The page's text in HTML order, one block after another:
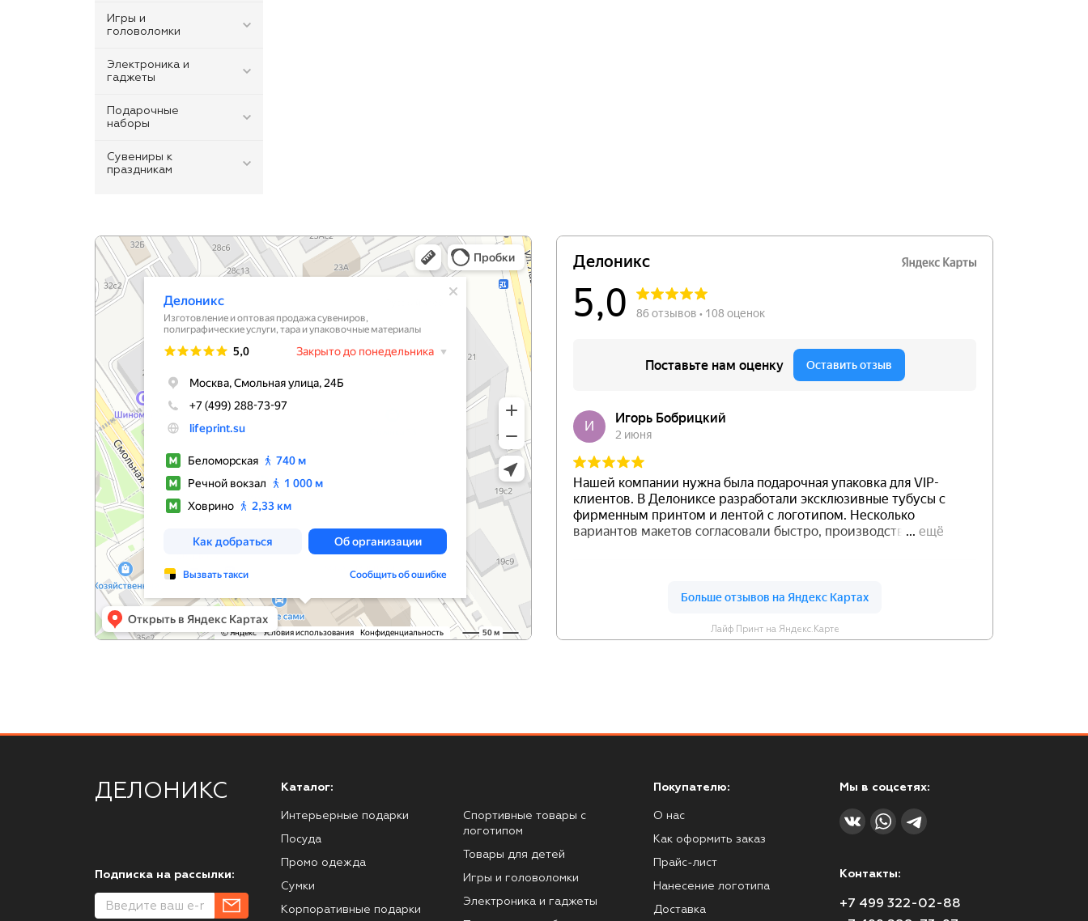
Игры и
головоломки
Электроника и
гаджеты
Подарочные
наборы
Сувениры к
праздникам
Лайф Принт на Яндекс.Карте
ДЕЛОНИКС
Подписка на рассылки:
Каталог:
Интерьерные подарки
Посуда
Промо одежда
Сумки
Корпоративные подарки
Спортивные товары с
логотипом
Товары для детей
Игры и головоломки
Электроника и гаджеты
Покупателю:
О нас
Как оформить заказ
Прайс-лист
Нанесение логотипа
Доставка
Мы в соцсетях:
Контакты:
+7 499 322-02-88